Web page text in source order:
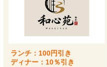
ランチ：100円引き
ディナー：10％引き